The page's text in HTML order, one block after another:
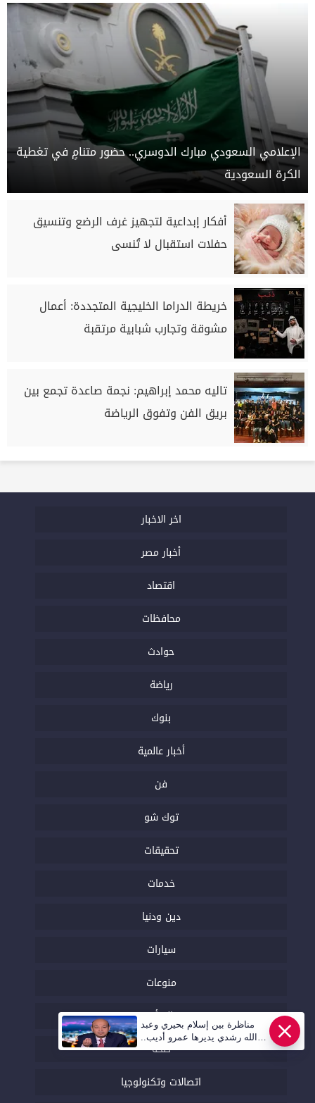
الإعلامي السعودي مبارك الدوسري.. حضور متنامٍ في تغطية
الكرة السعودية
أفكار إبداعية لتجهيز غرف الرضع وتنسيق
حفلات استقبال لا تُنسى
خريطة الدراما الخليجية المتجددة: أعمال
مشوقة وتجارب شبابية مرتقبة
تاليه محمد إبراهيم: نجمة صاعدة تجمع بين
بريق الفن وتفوق الرياضة
اخر الاخبار
أخبار مصر
اقتصاد
محافظات
حوادث
رياضة
بنوك
أخبار عالمية
فن
توك شو
تحقيقات
خدمات
دين ودنيا
سيارات
منوعات
المرأة
صحة
اتصالات وتكنولوجيا
مناظرة بين إسلام بحيري وعبد
الله رشدي يديرها عمرو أديب..
قريبا | أهل مصر